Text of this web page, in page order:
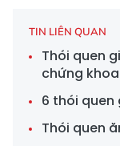
TIN LIÊN QUAN
Thói quen
chứng
6 thói quen
Thói quen